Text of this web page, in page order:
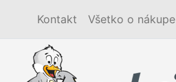
Kontakt Všetko o nákupe